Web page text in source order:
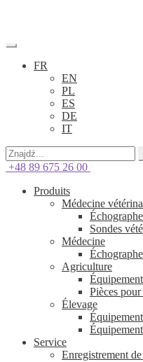
FR
EN
PL
ES
DE
IT
+48 89 675 26 00
Produits
Médecine
Sondes
Médecine
Agriculture
Pièces
Élevage
Service
Enregistrement